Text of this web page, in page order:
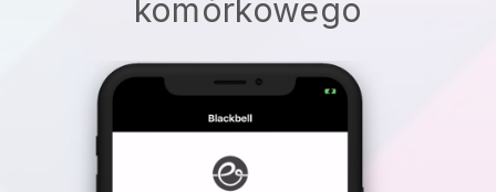
komórkowego